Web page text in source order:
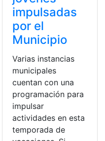
,Niños,Quito,Talleres
impulsadas
por el
Municipio
Varias instancias
municipales
cuentan con una
programación para
impulsar
actividades en esta
temporada de